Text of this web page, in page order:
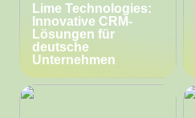
Lime Technologies:
Innovative CRM-
Lösungen für
deutsche
Unternehmen